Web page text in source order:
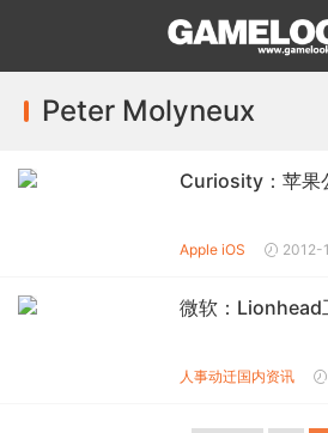
Peter Molyneux
Curiosity：苹果
Apple iOS 2012-
微软：Lionhead
人事动迁国内资讯